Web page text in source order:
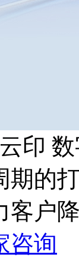
印
的打
力客户
咨询